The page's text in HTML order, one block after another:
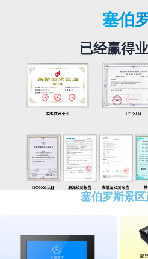
塞伯
已经赢得
塞伯罗斯景区